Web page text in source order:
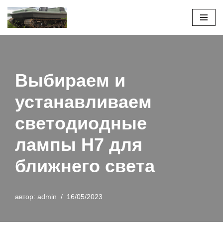
Перейти
Выбираем и
устанавливаем
светодиодные
лампы H7 для
ближнего света
автор: admin 16/05/2023